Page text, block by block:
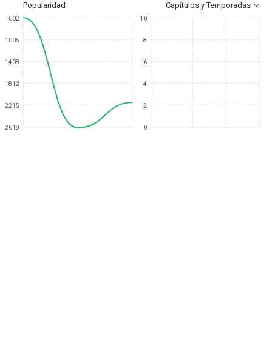
Popularidad Capítulos y Temporadas
602
1005
1408
1812
2215
2618
10
8
6
4
2
0